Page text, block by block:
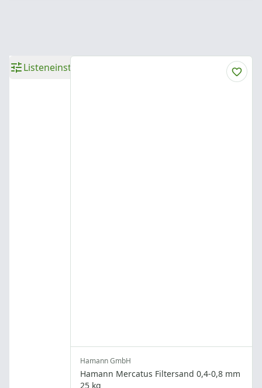
Listeneinstellungen
Hamann GmbH
Hamann Mercatus Filtersand 0,4-0,8 mm
25 kg